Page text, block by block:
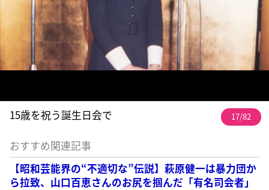
15歳を祝う誕生日会で 17/82
おすすめ関連記事
【昭和芸能界の“不適切な”伝説】萩原健一は暴力団か
ら拉致、山口百恵さんのお尻を掴んだ「有名司会者」